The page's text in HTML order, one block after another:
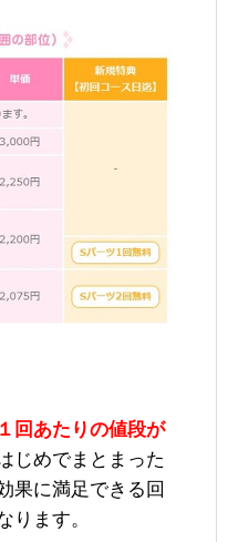
回あたりの値段が
じめでまとまった
果に満足できる回
ります。